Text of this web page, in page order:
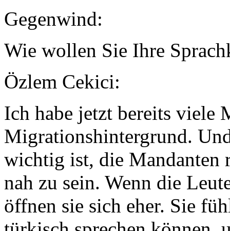
Gegenwind:
Wie wollen Sie Ihre
Özlem Cekici:
Ich habe jetzt bereits viele
Migrationshintergrund.
wichtig ist, die Mandanten
nah zu sein. Wenn die
öffnen sie sich eher. Sie